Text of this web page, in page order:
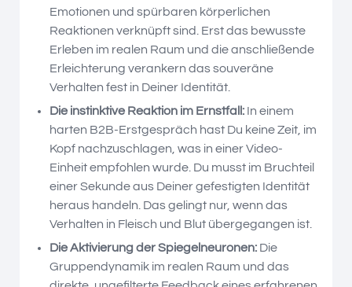
Emotionen und spürbaren körperlichen
Reaktionen verknüpft sind. Erst das bewusste
Erleben im realen Raum und die anschließende
Erleichterung verankern das souveräne
Verhalten fest in Deiner Identität.
Die instinktive Reaktion im Ernstfall: In einem
harten B2B-Erstgespräch hast Du keine Zeit, im
Kopf nachzuschlagen, was in einer Video-
Einheit empfohlen wurde. Du musst im Bruchteil
einer Sekunde aus Deiner gefestigten Identität
heraus handeln. Das gelingt nur, wenn das
Verhalten in Fleisch und Blut übergegangen ist.
Die Aktivierung der Spiegelneuronen: Die
Gruppendynamik im realen Raum und das